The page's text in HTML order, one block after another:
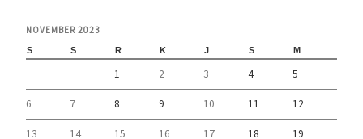
NOVEMBER 2023
S S R K J S M
1 2 3 4 5
6 7 8 9 10 11 12
13 14 15 16 17 18 19